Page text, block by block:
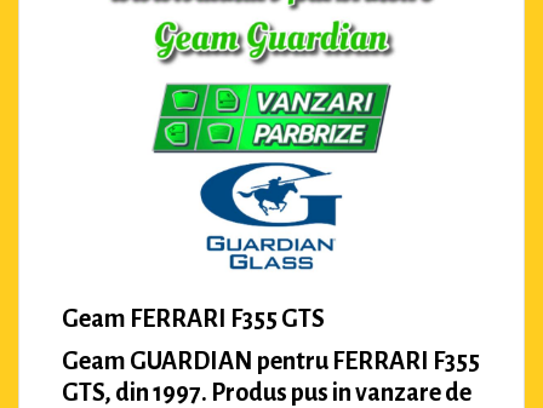
Geam FERRARI F355 GTS
Geam GUARDIAN pentru FERRARI F355
GTS, din 1997. Produs pus in vanzare de